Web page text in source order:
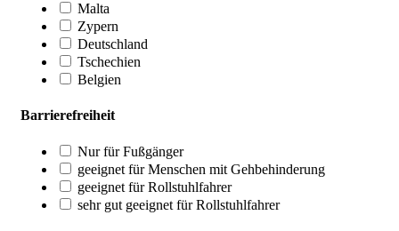
Malta
Zypern
Deutschland
Tschechien
Belgien
Barrierefreiheit
Nur für Fußgänger
geeignet für Menschen mit Gehbehinderung
geeignet für Rollstuhlfahrer
sehr gut geeignet für Rollstuhlfahrer